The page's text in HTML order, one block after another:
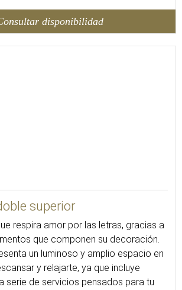
disponibilidad
superior
respira amor por las letras, gracias a
que componen su decoración.
un luminoso y amplio espacio en
y relajarte, ya que incluye
serie de servicios pensados para tu